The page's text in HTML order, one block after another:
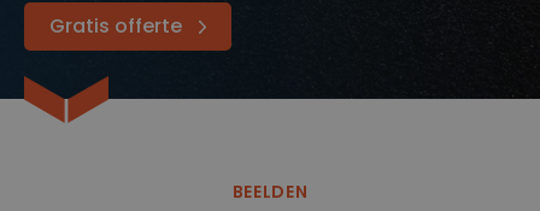
Gratis offerte
BEELDEN